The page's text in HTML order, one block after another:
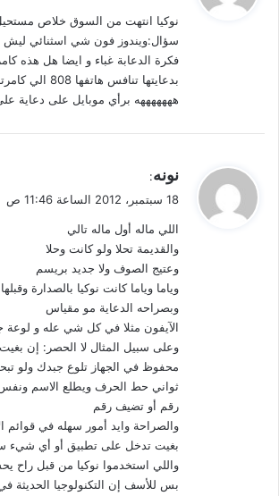
ل
نوكيا انتهت من السوق خلاص
سؤال:ويندوز فون شي اسثنائي ليش
فكرة الدعابة غباء و ايضا هل هذه
بدعايتها تنافس هاتفها 808 الي كامرته 41 ميجا بيكسل
هههههههه برأي موبايل على دعاية
ي
ل
نونه:
18 سبتمبر، 2012 الساعة 11:46 ص
اللي ماله أول ماله تالي
والقديمة تحلا ولو كانت وحلا
وعتيج الصوف ولا جديد بريسم
وياما وياما كانت نوكيا بالصدارة
وبصراحه الدعاية مو مقياس
الآيفون مثلا في كل شي عله و لوعة
وعلى سبيل المثال لا الحصر: إن
محفوظ في الجهاز تلوع جبدك ولو
ثواني حط الحرف ويطلع الاسم
رقم أو تضيف رقم
والصراحة وايد أمور سهله في قوائم
بغيت تدخل على تطبيق أو أي شيء
واللي استخدموا نوكيا من قبل راح
بس للأسف إن التكنولوجيا